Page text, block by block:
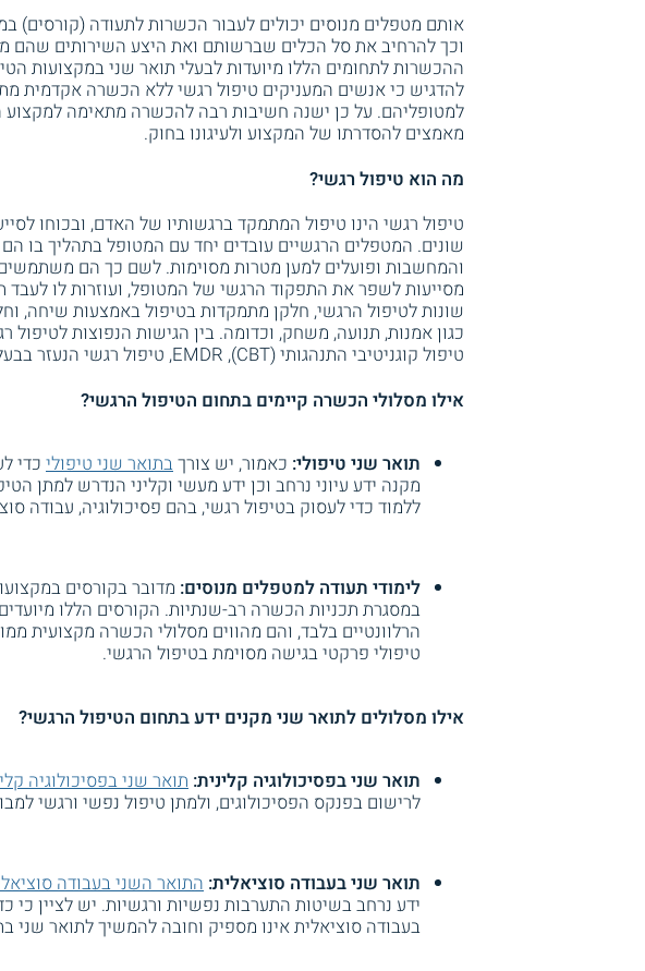
אותם מטפלים מנוסים יכולים לעבור הכשרות לתעודה (קורסים)
וכך להרחיב את סל הכלים שברשותם ואת היצע השירותים שהם
ההכשרות לתחומים הללו מיועדות לבעלי תואר שני במקצועות
להדגיש כי אנשים המעניקים טיפול רגשי ללא הכשרה אקדמית
למטופליהם. על כן ישנה חשיבות רבה להכשרה מתאימה למקצוע
מאמצים להסדרתו של המקצוע ולעיגונו בחוק.
מה הוא טיפול רגשי?
טיפול רגשי הינו טיפול המתמקד ברגשותיו של האדם, ובכוחו
שונים. המטפלים הרגשיים עובדים יחד עם המטופל בתהליך בו
והמחשבות ופועלים למען מטרות מסוימות. לשם כך הם
מסייעות לשפר את התפקוד הרגשי של המטופל, ועוזרות לו לעבד
שונות לטיפול הרגשי, חלקן מתמקדות בטיפול באמצעות שיחה,
כגון אמנות, תנועה, משחק, וכדומה. בין הגישות הנפוצות לטיפול
טיפול קוגניטיבי התנהגותי (CBT), EMDR, טיפול רגשי הנעזר בבעלי חיים, ועוד.
אילו מסלולי הכשרה קיימים בתחום הטיפול הרגשי?
תואר שני טיפולי: כאמור, יש צורךבתואר שני טיפולי כדי
מקנה ידע עיוני נרחב וכן ידע מעשי וקליני הנדרש למתן
ללמוד כדי לעסוק בטיפול רגשי, בהם פסיכולוגיה, עבודה
לימודי תעודה למטפלים מנוסים: מדובר בקורסים
במסגרת תכניות הכשרה רב-שנתיות. הקורסים הללו
הרלוונטיים בלבד, והם מהווים מסלולי הכשרה מקצועית
טיפולי פרקטי בגישה מסוימת בטיפול הרגשי.
אילו מסלולים לתואר שני מקנים ידע בתחום הטיפול הרגשי?
תואר שני בפסיכולוגיה קלינית: תואר שני בפסיכולוגיה
לרישום בפנקס הפסיכולוגים, ולמתן טיפול נפשי ורגשי
תואר שני בעבודה סוציאלית:התואר השני בעבודה
ידע נרחב בשיטות התערבות נפשיות ורגשיות. יש לציין כי
בעבודה סוציאלית אינו מספיק וחובה להמשיך לתואר שני